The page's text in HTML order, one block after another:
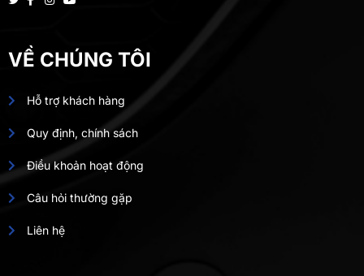
VỀ CHÚNG TÔI
Hỗ trợ khách hàng
Quy định, chính sách
Điều khoản hoạt động
Câu hỏi thường gặp
Liên hệ